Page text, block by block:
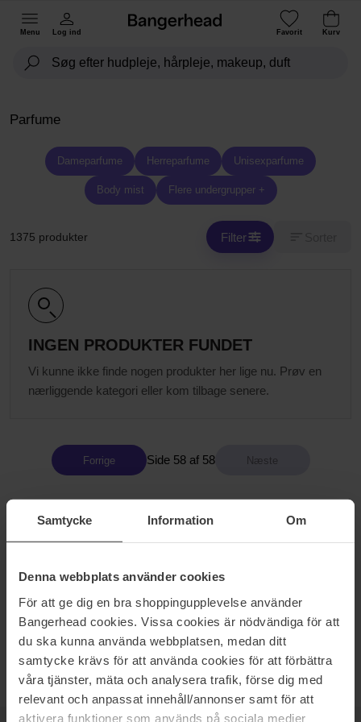
Samtycke Information Om
Denna webbplats använder cookies
För att ge dig en bra shoppingupplevelse använder
Bangerhead cookies. Vissa cookies är nödvändiga för att
du ska kunna använda webbplatsen, medan ditt
samtycke krävs för att använda cookies för att förbättra
våra tjänster, mäta och analysera trafik, förse dig med
relevant och anpassat innehåll/annonser samt för att
aktivera funktioner som används på sociala medier
Menu Log ind Favorit Kurv
Parfume
Dameparfume Herreparfume Unisexparfume
Body mist Flere undergrupper +
1375 produkter Filter
INGEN PRODUKTER FUNDET
Vi kunne ikke finde nogen produkter her lige nu. Prøv en
nærliggende kategori eller kom tilbage senere.
Forrige Side 58 af 58
PARFUME
Din duft er noget som er ekstremt personligt, den påvirker dine
personlighed, og derfor tilbyder Bangerhead et stort sortiment af
velkendte parfumer fra eksklusive varemærker, blandt andet
Versace, Paco Rabanne, Zarkoperfume og Gucci. Forstærk din
personlighed ved at skaffe en unik duft, en duft der passer lige
præcis dig.